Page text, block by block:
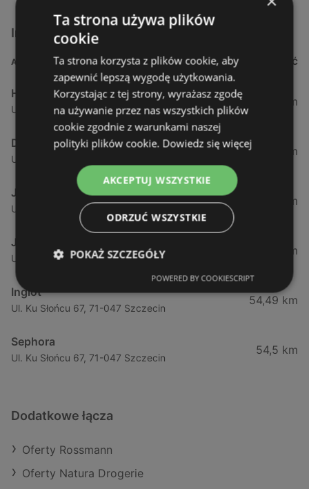
Inne sklepy Kosmetyki w pobliżu
ADRES ODLEGŁOŚĆ
Hebe
Ul. Kościuszki 15, 72-600 Świnoujście
1,61 km
Drogeria Jasmin
Ul. Mickiewicza 4, 72-400 Kamień Pomorski
34,18 km
Jawa Drogerie
Ul. Pck 7, 72-010 Police
44,24 km
Jawa Drogerie
Ul. Piłsudskiego 12/2, 72-010 Police
44,48 km
Inglot
Ul. Ku Słońcu 67, 71-047 Szczecin
54,49 km
Sephora
Ul. Ku Słońcu 67, 71-047 Szczecin
54,5 km
Dodatkowe łącza
Oferty Rossmann
Oferty Natura Drogerie
Ta strona używa plików
cookie
Ta strona korzysta z plików cookie, aby
zapewnić lepszą wygodę użytkowania.
Korzystając z tej strony, wyrażasz zgodę
na używanie przez nas wszystkich plików
cookie zgodnie z warunkami naszej
polityki plików cookie. Dowiedz się więcej
AKCEPTUJ WSZYSTKIE
ODRZUĆ WSZYSTKIE
POKAŻ SZCZEGÓŁY
POWERED BY COOKIESCRIPT